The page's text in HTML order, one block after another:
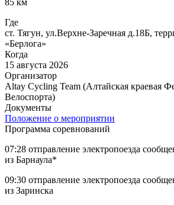
85 км
Где
ст. Тягун, ул.Верхне-Заречная д.18Б,
«Берлога»
Когда
15 августа 2026
Организатор
Altay Cycling Team (Алтайская краевая
Велоспорта)
Документы
Положение о мероприятии
Программа соревнований
07:28 отправление электропоезда
из Барнаула*
09:30 отправление электропоезда
из Заринска